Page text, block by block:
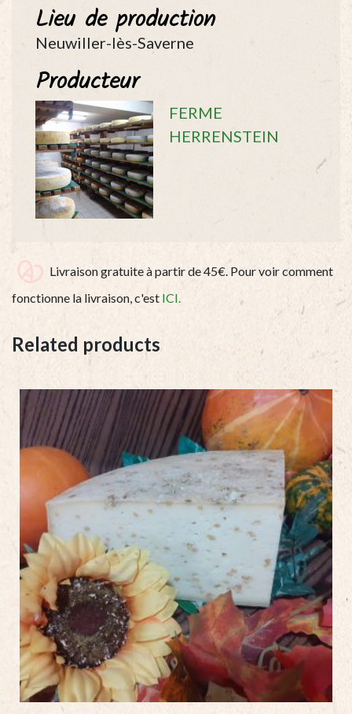
Lieu de production
Neuwiller-lès-Saverne
Producteur
FERME
HERRENSTEIN
Livraison gratuite à partir de 45€. Pour voir comment
fonctionne la livraison, c'est ICI.
Related products